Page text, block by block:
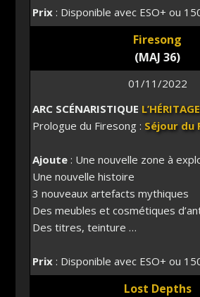
Prix: Disponible avec ESO+ ou
Firesong
(MAJ 36)
01/11/2022
ARC SCÉNARISTIQUE
Prologue du Firesong : Séjour du
Ajoute: Une nouvelle zone à
Une nouvelle histoire
3 nouveaux artefacts mythiques
Des meubles et cosmétiques
Des titres, teinture …
Prix: Disponible avec ESO+ ou
Lost Depths